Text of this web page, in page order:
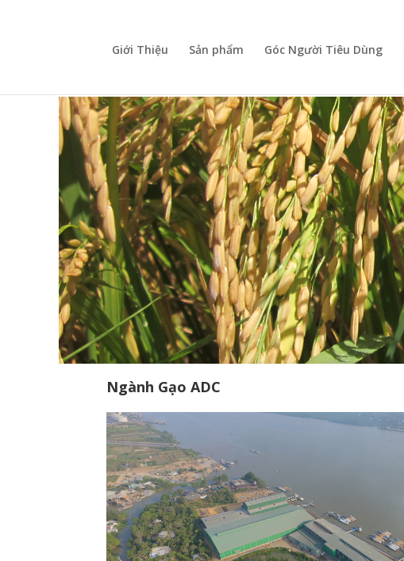
Giới Thiệu Sản phẩm Góc Người Tiêu Dùng
Ngành Gạo ADC